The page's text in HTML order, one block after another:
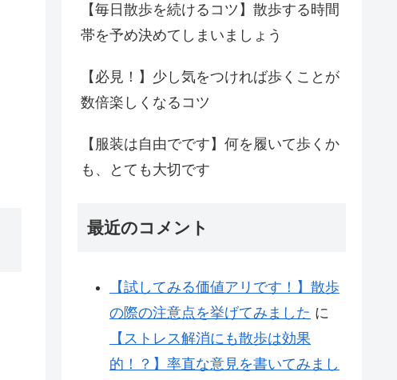
【毎日散歩を続けるコツ】散歩する時間
帯を予め決めてしまいましょう
【必見！】少し気をつければ歩くことが
数倍楽しくなるコツ
【服装は自由でです】何を履いて歩くか
も、とても大切です
最近のコメント
【試してみる価値アリです！】散歩
の際の注意点を挙げてみました に
【ストレス解消にも散歩は効果
的！？】率直な意見を書いてみまし